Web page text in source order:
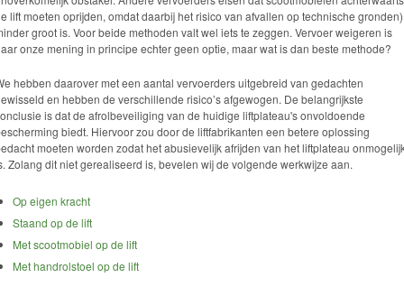
lift moeten oprijden, omdat daarbij het risico van afvallen op technische gronden)
groot is. Voor beide methoden valt wel iets te zeggen. Vervoer weigeren is
onze mening in principe echter geen optie, maar wat is dan beste methode?
hebben daarover met een aantal vervoerders uitgebreid van gedachten
en hebben de verschillende risico’s afgewogen. De belangrijkste
is dat de afrolbeveiliging van de huidige liftplateau's onvoldoende
biedt. Hiervoor zou door de liftfabrikanten een betere oplossing
moeten worden zodat het abusievelijk afrijden van het liftplateau
Zolang dit niet gerealiseerd is, bevelen wij de volgende werkwijze aan.
Op eigen kracht
Staand op de lift
Met scootmobiel op de lift
Met handrolstoel op de lift